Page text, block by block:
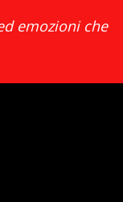
emozioni che